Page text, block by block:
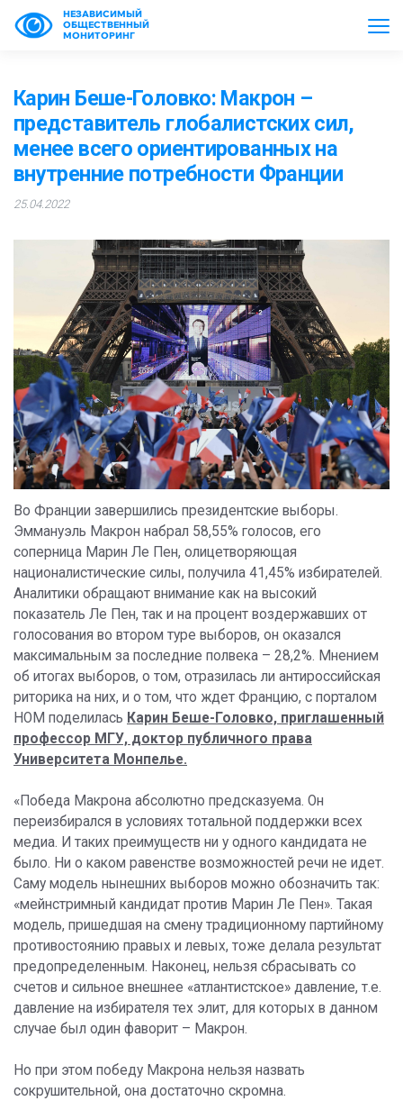
НЕЗАВИСИМЫЙ
ОБЩЕСТВЕННЫЙ
МОНИТОРИНГ
Карин Беше-Головко: Макрон –
представитель глобалистских сил,
менее всего ориентированных на
внутренние потребности Франции
25.04.2022
Во Франции завершились президентские выборы.
Эммануэль Макрон набрал 58,55% голосов, его
соперница Марин Ле Пен, олицетворяющая
националистические силы, получила 41,45% избирателей.
Аналитики обращают внимание как на высокий
показатель Ле Пен, так и на процент воздержавших от
голосования во втором туре выборов, он оказался
максимальным за последние полвека – 28,2%. Мнением
об итогах выборов, о том, отразилась ли антироссийская
риторика на них, и о том, что ждет Францию, с порталом
НОМ поделилась Карин Беше-Головко, приглашенный
профессор МГУ, доктор публичного права
Университета Монпелье.
«Победа Макрона абсолютно предсказуема. Он
переизбирался в условиях тотальной поддержки всех
медиа. И таких преимуществ ни у одного кандидата не
было. Ни о каком равенстве возможностей речи не идет.
Саму модель нынешних выборов можно обозначить так:
«мейнстримный кандидат против Марин Ле Пен». Такая
модель, пришедшая на смену традиционному партийному
противостоянию правых и левых, тоже делала результат
предопределенным. Наконец, нельзя сбрасывать со
счетов и сильное внешнее «атлантистское» давление, т.е.
давление на избирателя тех элит, для которых в данном
случае был один фаворит – Макрон.
Но при этом победу Макрона нельзя назвать
сокрушительной, она достаточно скромна.